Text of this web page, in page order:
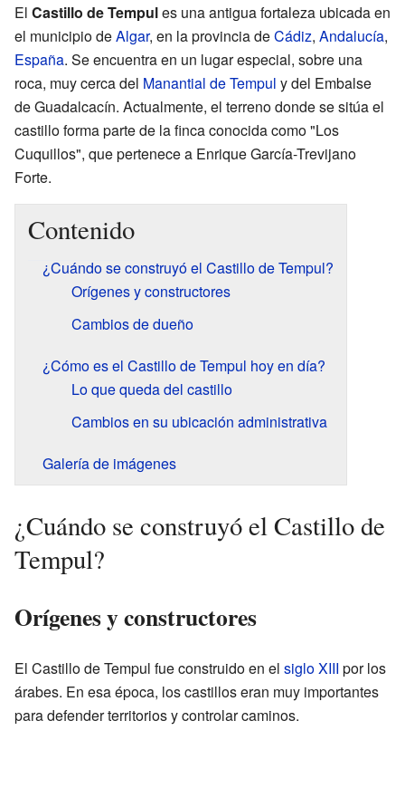
El Castillo de Tempules una antigua fortaleza ubicada en
el municipio deAlgar, en la provincia deCádiz, Andalucía,
España. Se encuentra en un lugar especial, sobre una
roca, muy cerca del Manantial de Tempul y del Embalse
de Guadalcacín. Actualmente, el terreno donde se sitúa el
castillo forma parte de la finca conocida como "Los
Cuquillos", que pertenece a Enrique García-Trevijano
Forte.
Contenido
¿Cuándo se construyó el Castillo de Tempul?
Orígenes y constructores
Cambios de dueño
¿Cómo es el Castillo de Tempul hoy en día?
Lo que queda del castillo
Cambios en su ubicación administrativa
Galería de imágenes
¿Cuándo se construyó el Castillo de
Tempul?
Orígenes y constructores
El Castillo de Tempul fue construido en el siglo XIII por los
árabes. En esa época, los castillos eran muy importantes
para defender territorios y controlar caminos.